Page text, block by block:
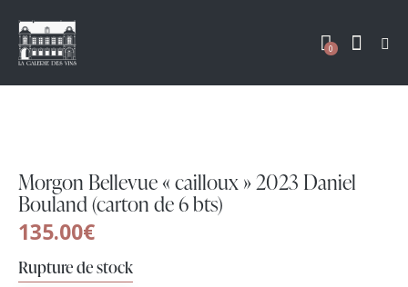
0
Morgon Bellevue « cailloux » 2023 Daniel
Bouland (carton de 6 bts)
135.00€
Rupture de stock